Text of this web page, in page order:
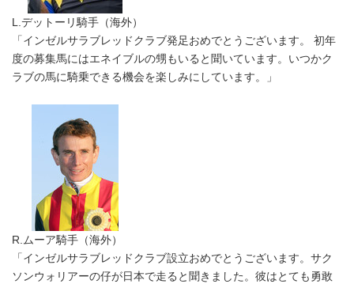
L.デットーリ騎手（海外）
「インゼルサラブレッドクラブ発足おめでとうございます。 初年
度の募集馬にはエネイブルの甥もいると聞いています。いつかク
ラブの馬に騎乗できる機会を楽しみにしています。」
R.ムーア騎手（海外）
「インゼルサラブレッドクラブ設立おめでとうございます。サク
ソンウォリアーの仔が日本で走ると聞きました。彼はとても勇敢